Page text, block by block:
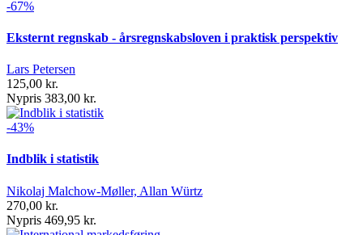
-67%
Eksternt regnskab - årsregnskabsloven i praktisk perspektiv
Lars Petersen
125,00 kr.
Nypris 383,00 kr.
-43%
Indblik i statistik
Nikolaj Malchow-Møller, Allan Würtz
270,00 kr.
Nypris 469,95 kr.